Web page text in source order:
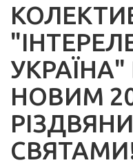
УКРАЇНА"
НОВИМ